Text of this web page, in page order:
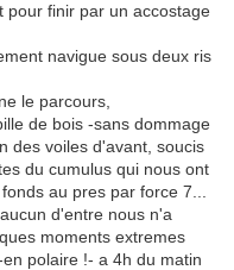
pour finir par un accostage
navigue sous deux ris
le parcours,
de bois -sans dommage
des voiles d'avant, soucis
du cumulus qui nous ont
au pres par force 7...
d'entre nous n'a
moments extremes
polaire !- a 4h du matin